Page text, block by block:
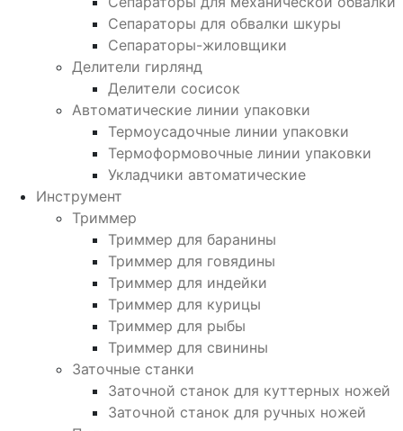
Сепараторы для обвалки шкуры
Сепараторы-жиловщики
Делители гирлянд
Делители сосисок
Автоматические линии упаковки
Термоусадочные линии упаковки
Термоформовочные линии упаковки
Укладчики автоматические
Инструмент
Триммер
Триммер для баранины
Триммер для говядины
Триммер для индейки
Триммер для курицы
Триммер для рыбы
Триммер для свинины
Заточные станки
Заточной станок для куттерных ножей
Заточной станок для ручных ножей